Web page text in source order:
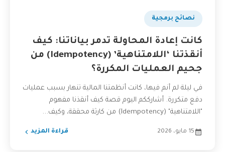
نصائح برمجية
كانت إعادة المحاولة تدمر بياناتنا: كيف
أنقذتنا ‘اللامتناهية’ (Idempotency) من
جحيم العمليات المكررة؟
في ليلة لم أنم فيها، كانت أنظمتنا المالية تنهار بسبب عمليات
دفع متكررة. أشارككم اليوم قصة كيف أنقذنا مفهوم
"اللامتناهية" (Idempotency) من كارثة محققة، وكيف...
15 مايو، 2026 قراءة المزيد